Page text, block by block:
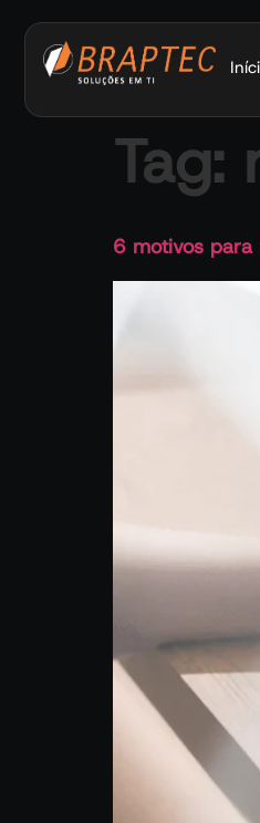
Tag:
6 motivos para